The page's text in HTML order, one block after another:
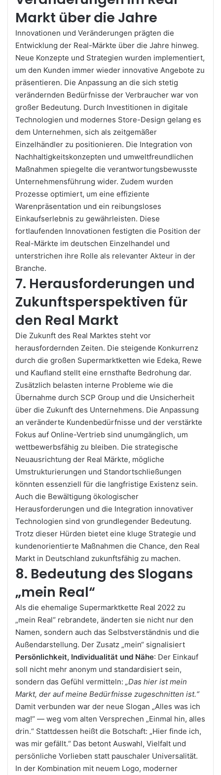
Markt über die Jahre
Innovationen und Veränderungen prägten die
Entwicklung der Real-Märkte über die Jahre hinweg.
Neue Konzepte und Strategien wurden implementiert,
um den Kunden immer wieder innovative Angebote zu
präsentieren. Die Anpassung an die sich stetig
verändernden Bedürfnisse der Verbraucher war von
großer Bedeutung. Durch Investitionen in digitale
Technologien und modernes Store-Design gelang es
dem Unternehmen, sich als zeitgemäßer
Einzelhändler zu positionieren. Die Integration von
Nachhaltigkeitskonzepten und umweltfreundlichen
Maßnahmen spiegelte die verantwortungsbewusste
Unternehmensführung wider. Zudem wurden
Prozesse optimiert, um eine effiziente
Warenpräsentation und ein reibungsloses
Einkaufserlebnis zu gewährleisten. Diese
fortlaufenden Innovationen festigten die Position der
Real-Märkte im deutschen Einzelhandel und
unterstrichen ihre Rolle als relevanter Akteur in der
Branche.
7. Herausforderungen und
Zukunftsperspektiven für
den Real Markt
Die Zukunft des Real Marktes steht vor
herausfordernden Zeiten. Die steigende Konkurrenz
durch die großen Supermarktketten wie Edeka, Rewe
und Kaufland stellt eine ernsthafte Bedrohung dar.
Zusätzlich belasten interne Probleme wie die
Übernahme durch SCP Group und die Unsicherheit
über die Zukunft des Unternehmens. Die Anpassung
an veränderte Kundenbedürfnisse und der verstärkte
Fokus auf Online-Vertrieb sind unumgänglich, um
wettbewerbsfähig zu bleiben. Die strategische
Neuausrichtung der Real Märkte, mögliche
Umstrukturierungen und Standortschließungen
könnten essenziell für die langfristige Existenz sein.
Auch die Bewältigung ökologischer
Herausforderungen und die Integration innovativer
Technologien sind von grundlegender Bedeutung.
Trotz dieser Hürden bietet eine kluge Strategie und
kundenorientierte Maßnahmen die Chance, den Real
Markt in Deutschland zukunftsfähig zu machen.
8. Bedeutung des Slogans
„mein Real“
Als die ehemalige Supermarktkette Real 2022 zu
„mein Real“ rebrandete, änderten sie nicht nur den
Namen, sondern auch das Selbstverständnis und die
Außendarstellung. Der Zusatz „mein“ signalisiert
Persönlichkeit, Individualität und Nähe: Der Einkauf
soll nicht mehr anonym und standardisiert sein,
sondern das Gefühl vermitteln: „Das hier ist mein
Markt, der auf meine Bedürfnisse zugeschnitten ist.“
Damit verbunden war der neue Slogan „Alles was ich
mag!“ — weg vom alten Versprechen „Einmal hin, alles
drin.“ Stattdessen heißt die Botschaft: „Hier finde ich,
was mir gefällt.“ Das betont Auswahl, Vielfalt und
persönliche Vorlieben statt pauschaler Universalität.
In der Kombination mit neuem Logo, moderner